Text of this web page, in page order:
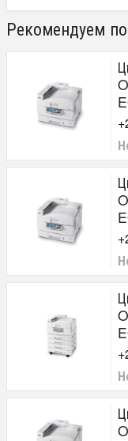
Рекомендуем